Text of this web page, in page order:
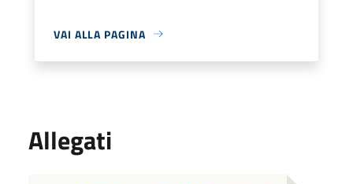
VAI ALLA PAGINA
Allegati